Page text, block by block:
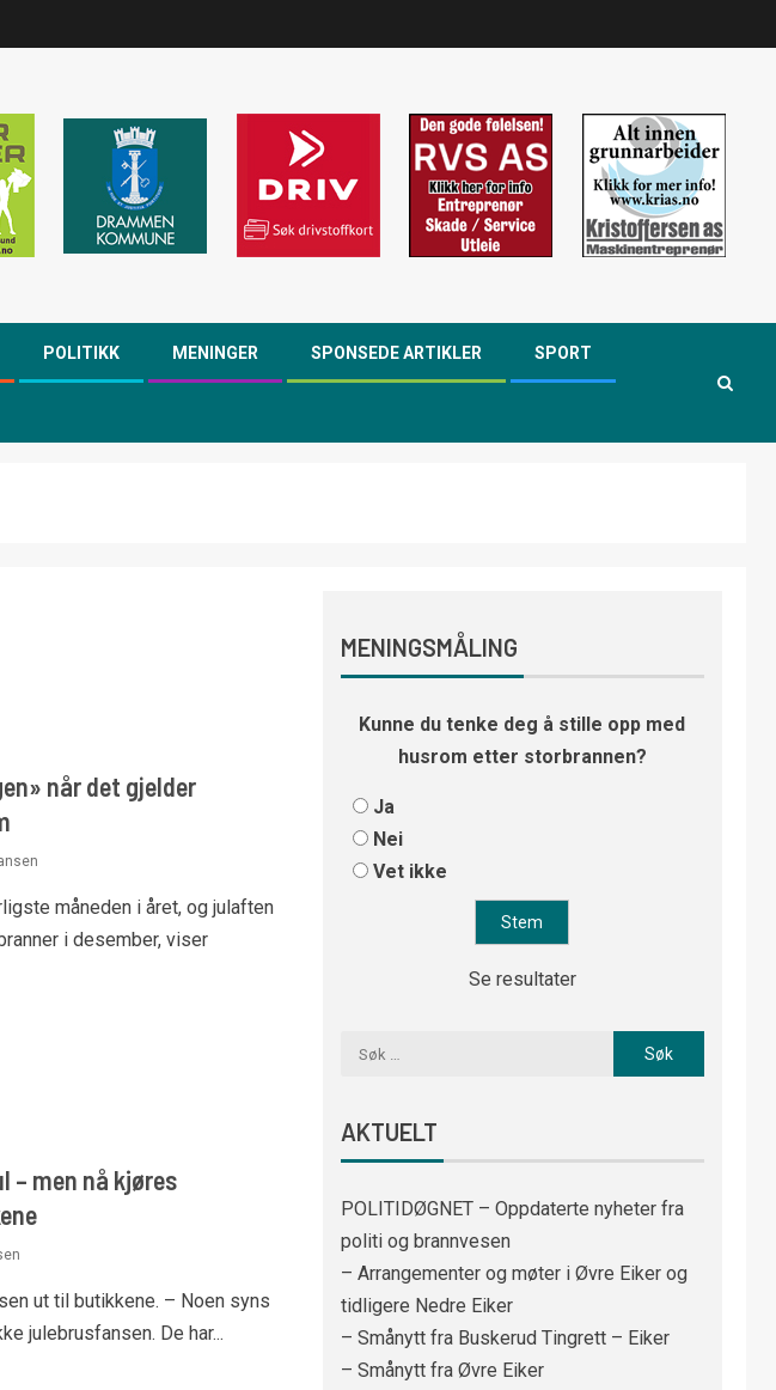
POLITIKK MENINGER SPONSEDE ARTIKLER SPORT
når det gjelder
måneden i året, og julaften
i desember, viser
– men nå kjøres
ut til butikkene. – Noen syns
julebrusfansen. De har...
MENINGSMÅLING
Kunne du tenke deg å stille opp med
husrom etter storbrannen?
Ja
Nei
Vet ikke
Se resultater
AKTUELT
POLITIDØGNET – Oppdaterte nyheter fra
politi og brannvesen
– Arrangementer og møter i Øvre Eiker og
tidligere Nedre Eiker
– Smånytt fra Buskerud Tingrett – Eiker
– Smånytt fra Øvre Eiker